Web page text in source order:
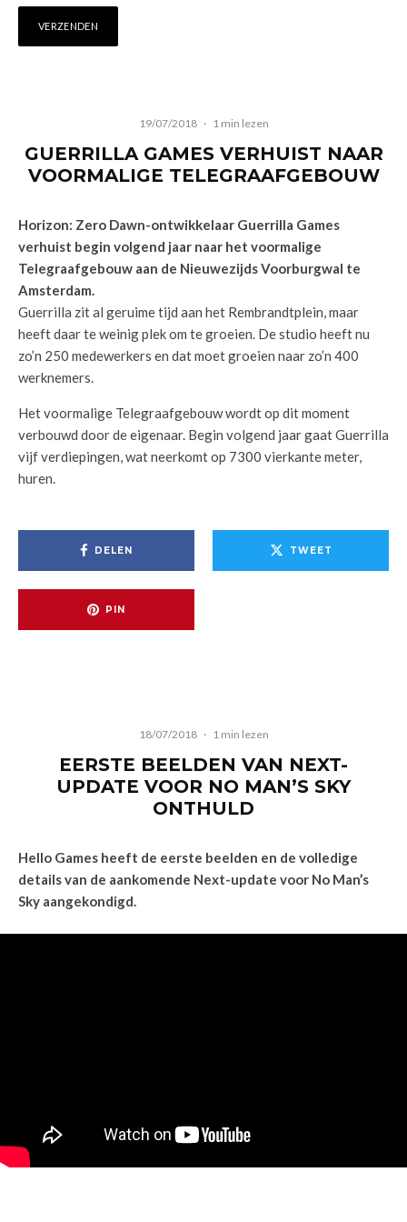
19/07/2018 · 1 min lezen
GUERRILLA GAMES VERHUIST NAAR
VOORMALIGE TELEGRAAFGEBOUW
Horizon: Zero Dawn-ontwikkelaar Guerrilla Games
verhuist begin volgend jaar naar het voormalige
Telegraafgebouw aan de Nieuwezijds Voorburgwal te
Amsterdam.
Guerrilla zit al geruime tijd aan het Rembrandtplein, maar
heeft daar te weinig plek om te groeien. De studio heeft nu
zo’n 250 medewerkers en dat moet groeien naar zo’n 400
werknemers.
Het voormalige Telegraafgebouw wordt op dit moment
verbouwd door de eigenaar. Begin volgend jaar gaat Guerrilla
vijf verdiepingen, wat neerkomt op 7300 vierkante meter,
huren.
DELEN TWEET
PIN
18/07/2018 · 1 min lezen
EERSTE BEELDEN VAN NEXT-
UPDATE VOOR NO MAN’S SKY
ONTHULD
Hello Games heeft de eerste beelden en de volledige
details van de aankomende Next-update voor No Man’s
Sky aangekondigd.